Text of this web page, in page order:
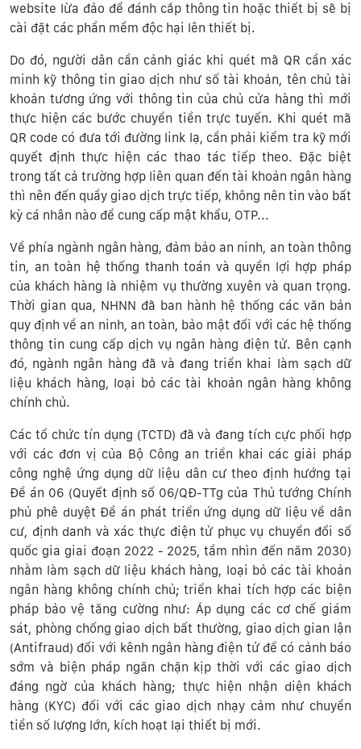
website lừa đảo để đánh cắp thông tin hoặc thiết bị sẽ bị
cài đặt các phần mềm độc hại lên thiết bị.
Do đó, người dân cần cảnh giác khi quét mã QR cần xác
minh kỹ thông tin giao dịch như số tài khoản, tên chủ tài
khoản tương ứng với thông tin của chủ cửa hàng thì mới
thực hiện các bước chuyển tiền trực tuyến. Khi quét mã
QR code có đưa tới đường link lạ, cần phải kiểm tra kỹ mới
quyết định thực hiện các thao tác tiếp theo. Đặc biệt
trong tất cả trường hợp liên quan đến tài khoản ngân hàng
thì nên đến quầy giao dịch trực tiếp, không nên tin vào bất
kỳ cá nhân nào để cung cấp mật khẩu, OTP...
Về phía ngành ngân hàng, đảm bảo an ninh, an toàn thông
tin, an toàn hệ thống thanh toán và quyền lợi hợp pháp
của khách hàng là nhiệm vụ thường xuyên và quan trọng.
Thời gian qua, NHNN đã ban hành hệ thống các văn bản
quy định về an ninh, an toàn, bảo mật đối với các hệ thống
thông tin cung cấp dịch vụ ngân hàng điện tử. Bên cạnh
đó, ngành ngân hàng đã và đang triển khai làm sạch dữ
liệu khách hàng, loại bỏ các tài khoản ngân hàng không
chính chủ.
Các tổ chức tín dụng (TCTD) đã và đang tích cực phối hợp
với các đơn vị của Bộ Công an triển khai các giải pháp
công nghệ ứng dụng dữ liệu dân cư theo định hướng tại
Đề án 06 (Quyết định số 06/QĐ-TTg của Thủ tướng Chính
phủ phê duyệt Đề án phát triển ứng dụng dữ liệu về dân
cư, định danh và xác thực điện tử phục vụ chuyển đổi số
quốc gia giai đoạn 2022 - 2025, tầm nhìn đến năm 2030)
nhằm làm sạch dữ liệu khách hàng, loại bỏ các tài khoản
ngân hàng không chính chủ; triển khai tích hợp các biện
pháp bảo vệ tăng cường như: Áp dụng các cơ chế giám
sát, phòng chống giao dịch bất thường, giao dịch gian lận
(Antifraud) đối với kênh ngân hàng điện tử để có cảnh báo
sớm và biện pháp ngăn chặn kịp thời với các giao dịch
đáng ngờ của khách hàng; thực hiện nhận diện khách
hàng (KYC) đối với các giao dịch nhạy cảm như chuyển
tiền số lượng lớn, kích hoạt lại thiết bị mới.